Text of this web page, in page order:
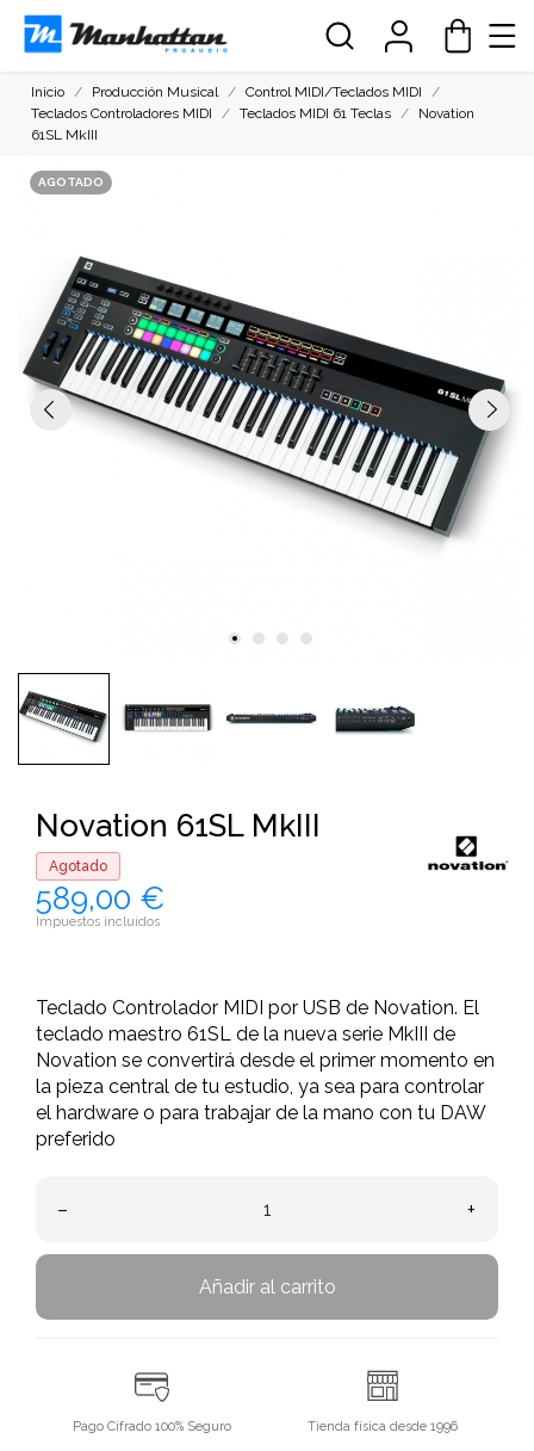
Inicio Producción Musical
Control MIDI/Teclados MIDI
Teclados Controladores MIDI
Teclados MIDI 61 Teclas
Novation
61SL MkIII
AGOTADO
Novation 61SL MkIII
Agotado
589,00 €
Impuestos incluidos
Teclado Controlador MIDI por USB de Novation. El
teclado maestro 61SL de la nueva serie MkIII de
Novation se convertirá desde el primer momento en
la pieza central de tu estudio, ya sea para controlar
el hardware o para trabajar de la mano con tu DAW
preferido
– +
Añadir al carrito
Pago Cifrado 100% Seguro Tienda física desde 1996